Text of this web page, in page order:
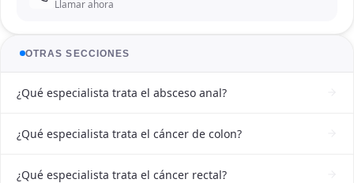
Llamar ahora
OTRAS SECCIONES
¿Qué especialista trata el absceso anal?
¿Qué especialista trata el cáncer de colon?
¿Qué especialista trata el cáncer rectal?